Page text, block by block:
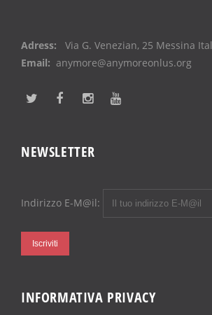
Adress: Via G. Venezian, 25 Messina
Email: anymore@anymoreonlus.org
NEWSLETTER
Indirizzo E-M@il:
INFORMATIVA PRIVACY